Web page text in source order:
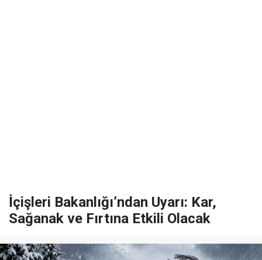
İçişleri Bakanlığı’ndan Uyarı: Kar,
Sağanak ve Fırtına Etkili Olacak